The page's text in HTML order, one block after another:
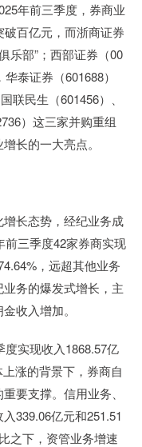
年前三季度，券商业
百亿元，而浙商证券
乐部”；西部证券（00
泰证券（601688）
联民生（601456）、
）这三家并购重组
长的一大亮点。
长态势，经纪业务成
前三季度42家券商实现
，远超其他业务
务的爆发式增长，主
收入增加。
实现收入1868.57亿
涨的背景下，券商自
要支撑。信用业务、
339.06亿元和251.51
之下，资管业务增速